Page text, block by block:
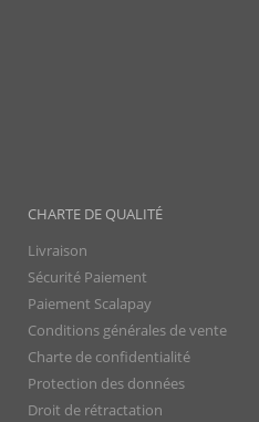
CHARTE DE QUALITÉ
Livraison
Sécurité Paiement
Paiement Scalapay
Conditions générales de vente
Charte de confidentialité
Protection des données
Droit de rétractation